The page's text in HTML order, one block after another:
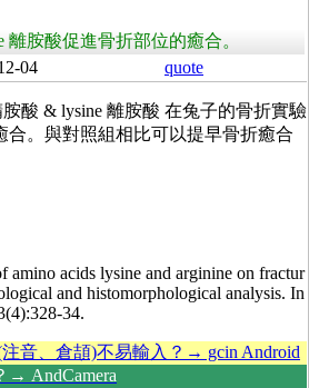
離胺酸促進骨折部位的癒合。
04 quote
酸 & lysine 離胺酸 在兔子的骨折實驗
合。與對照組相比可以提早骨折癒合
amino acids lysine and arginine on fractur
and histomorphological analysis. In
34.
音、倉頡)不易輸入？→ gcin Android
→ AndCamera